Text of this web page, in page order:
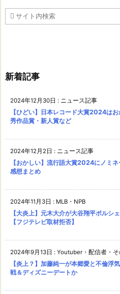
新着記事
2024年12月30日 : ニュース記事
【ひどい】日本レコード大賞2024は
秀作品賞・新人賞など
2024年12月2日 : ニュース記事
【おかしい】流行語大賞2024にノミ
感想まとめ
2024年11月3日 : MLB・NPB
【大炎上】元木大介が大谷翔平ポルシ
【フジテレビ取材拒否】
2024年9月13日 : Youtuber・配信者・
【炎上？】加藤純一が本郷愛と不倫浮
戦＆ディズニーデートか